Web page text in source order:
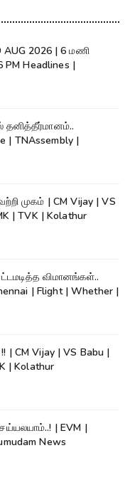
AUG 2026 | 6 மணி
PM Headlines |
தனித்தீர்மானம்..
| TNAssembly |
Vijay | VS
| TVK | Kolathur
விமானங்கள்..
| Flight | Whether |
| Kolathur
| EVM |
News